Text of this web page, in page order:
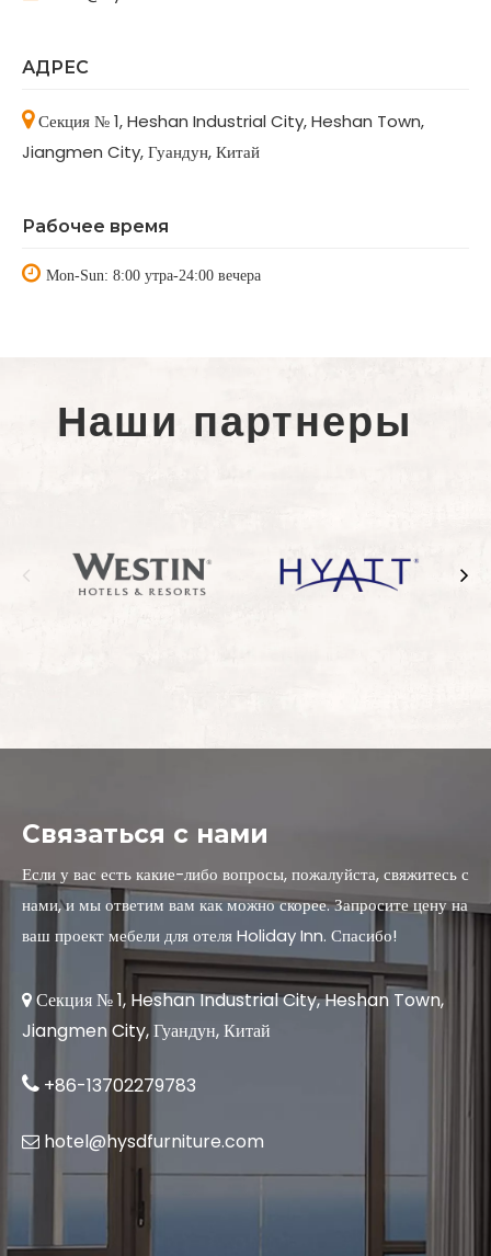
АДРЕС
 Секция № 1, Heshan Industrial City, Heshan Town,
Jiangmen City, Гуандун, Китай
Рабочее время
 Mon-Sun: 8:00 утра-24:00 вечера
Наши партнеры
Связаться с нами
Если у вас есть какие-либо вопросы, пожалуйста, свяжитесь с
нами, и мы ответим вам как можно скорее. Запросите цену на
ваш проект мебели для отеля Holiday Inn. Спасибо!
 Секция № 1, Heshan Industrial City, Heshan Town,
Jiangmen City, Гуандун, Китай
 +86-13702279783
 hotel@hysdfurniture.com